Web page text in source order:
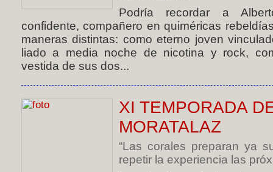
Podría recordar a
confidente, compañero en quiméricas
maneras distintas: como eterno joven
liado a media noche de nicotina y rock,
vestida de sus dos...
XI TEMPORADA
MORATALAZ
“Las corales preparan ya
repetir la experiencia las